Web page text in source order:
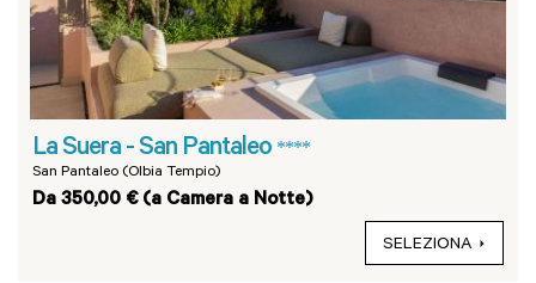
La Suera - San Pantaleo ****
San Pantaleo (Olbia Tempio)
Da 350,00 € (a Camera a Notte)
SELEZIONA